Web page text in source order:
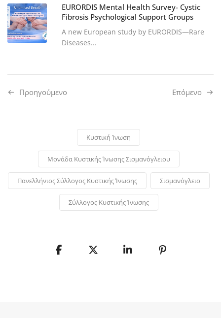
EURORDIS Mental Health Survey- Cystic
Fibrosis Psychological Support Groups
A new European study by EURORDIS—Rare
Diseases...
Προηγούμενo Επόμενο
Κυστική Ίνωση
Μονάδα Κυστικής Ίνωσης Σισμανόγλειου
Πανελλήνιος Σύλλογος Κυστικής Ίνωσης Σισμανόγλειο
Σύλλογος Κυστικής Ίνωσης